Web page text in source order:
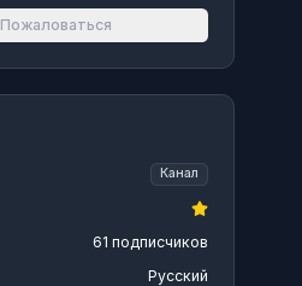
Пожаловаться
Канал
61 подписчиков
Русский